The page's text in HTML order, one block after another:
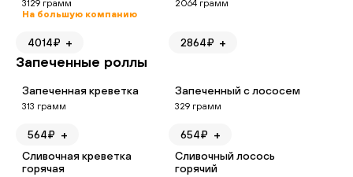
3129 грамм
На большую компанию
4014₽ +
2064 грамм
2864₽ +
Запеченные роллы
Запеченная креветка
313 грамм
564₽ +
Запеченный с лососем
329 грамм
654₽ +
Сливочная креветка
горячая
Сливочный лосось
горячий